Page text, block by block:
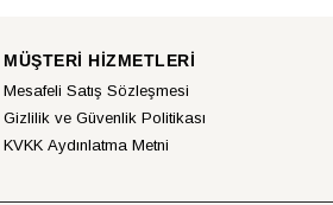
MÜŞTERİ HİZMETLERİ
Mesafeli Satış Sözleşmesi
Gizlilik ve Güvenlik Politikası
KVKK Aydınlatma Metni